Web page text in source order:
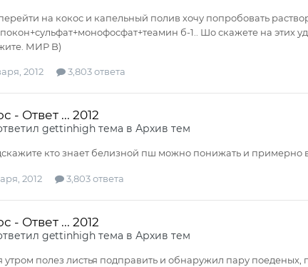
на кокос и капельный полив хочу попробовать раствор
б-1.. Шо скажете на этих
МИР B)
2012 3,803 ответа
- Ответ ... 2012
gettinhighтема в Архив тем
кто знает белизной пш можно понижать и примерно
2012 3,803 ответа
- Ответ ... 2012
gettinhighтема в Архив тем
утром полез листья подправить и обнаружил пару поеденых,